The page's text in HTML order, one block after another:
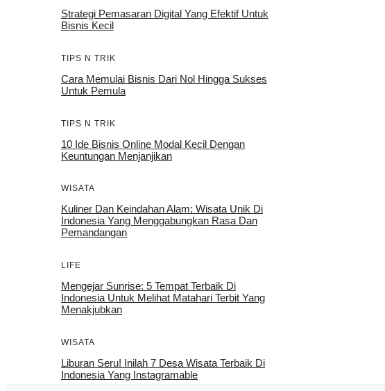
Strategi Pemasaran Digital Yang Efektif Untuk
Bisnis Kecil
TIPS N TRIK
Cara Memulai Bisnis Dari Nol Hingga Sukses
Untuk Pemula
TIPS N TRIK
10 Ide Bisnis Online Modal Kecil Dengan
Keuntungan Menjanjikan
WISATA
Kuliner Dan Keindahan Alam: Wisata Unik Di
Indonesia Yang Menggabungkan Rasa Dan
Pemandangan
LIFE
Mengejar Sunrise: 5 Tempat Terbaik Di
Indonesia Untuk Melihat Matahari Terbit Yang
Menakjubkan
WISATA
Liburan Seru! Inilah 7 Desa Wisata Terbaik Di
Indonesia Yang Instagramable